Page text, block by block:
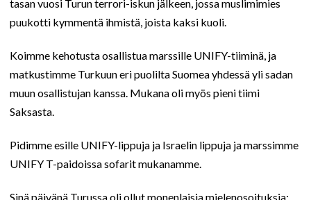
tasan vuosi Turun terrori-iskun jälkeen, jossa muslimimies
puukotti kymmentä ihmistä, joista kaksi kuoli.
Koimme kehotusta osallistua marssille UNIFY-tiiminä, ja
matkustimme Turkuun eri puolilta Suomea yhdessä yli sadan
muun osallistujan kanssa. Mukana oli myös pieni tiimi
Saksasta.
Pidimme esille UNIFY-lippuja ja Israelin lippuja ja marssimme
UNIFY T-paidoissa sofarit mukanamme.
Sinä päivänä Turussa oli ollut monenlaisia mielenosoituksia: